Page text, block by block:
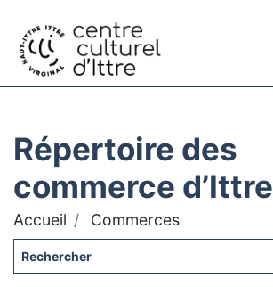
Répertoire des
commerce d’Ittre
Accueil Commerces